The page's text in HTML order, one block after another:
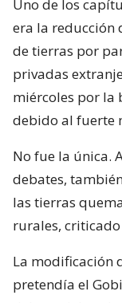
Uno de los
era la reducción
de tierras por
privadas
miércoles por la
debido al fuerte
No fue la única.
debates,
las tierras
rurales,
La modificación
pretendía el